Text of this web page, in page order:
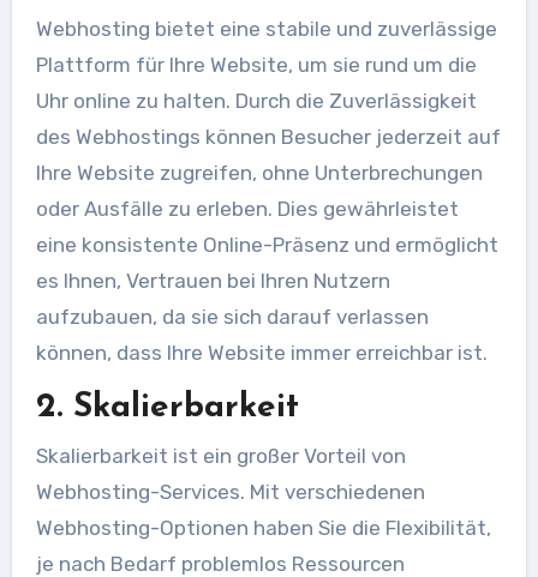
Webhosting bietet eine stabile und zuverlässige
Plattform für Ihre Website, um sie rund um die
Uhr online zu halten. Durch die Zuverlässigkeit
des Webhostings können Besucher jederzeit auf
Ihre Website zugreifen, ohne Unterbrechungen
oder Ausfälle zu erleben. Dies gewährleistet
eine konsistente Online-Präsenz und ermöglicht
es Ihnen, Vertrauen bei Ihren Nutzern
aufzubauen, da sie sich darauf verlassen
können, dass Ihre Website immer erreichbar ist.
2. Skalierbarkeit
Skalierbarkeit ist ein großer Vorteil von
Webhosting-Services. Mit verschiedenen
Webhosting-Optionen haben Sie die Flexibilität,
je nach Bedarf problemlos Ressourcen